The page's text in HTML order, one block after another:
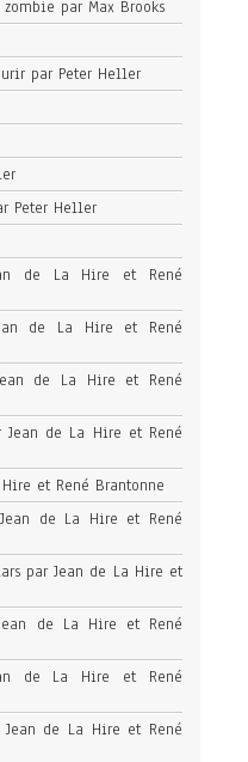
par Max Brooks
par Peter Heller
Peter Heller
de La Hire et René
de La Hire et René
de La Hire et René
de La Hire et René
et René Brantonne
de La Hire et René
par Jean de La Hire et
de La Hire et René
de La Hire et René
de La Hire et René